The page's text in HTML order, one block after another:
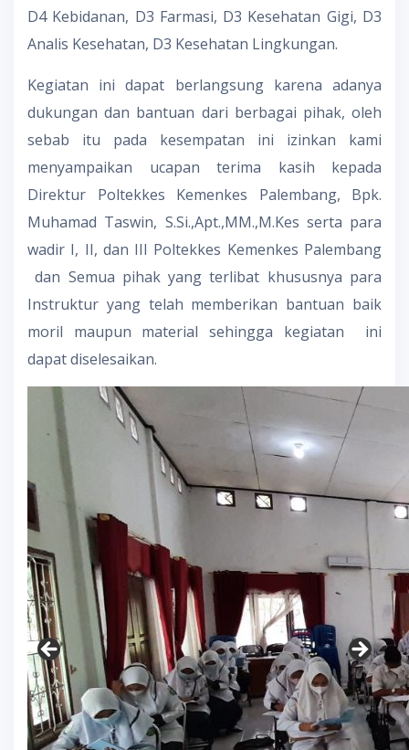
D4 Kebidanan, D3 Farmasi, D3 Kesehatan Gigi, D3
Analis Kesehatan, D3 Kesehatan Lingkungan.
Kegiatan ini dapat berlangsung karena adanya
dukungan dan bantuan dari berbagai pihak, oleh
sebab itu pada kesempatan ini izinkan kami
menyampaikan ucapan terima kasih kepada
Direktur Poltekkes Kemenkes Palembang, Bpk.
Muhamad Taswin, S.Si.,Apt.,MM.,M.Kes serta para
wadir I, II, dan III Poltekkes Kemenkes Palembang
dan Semua pihak yang terlibat khususnya para
Instruktur yang telah memberikan bantuan baik
moril maupun material sehingga kegiatan ini
dapat diselesaikan.